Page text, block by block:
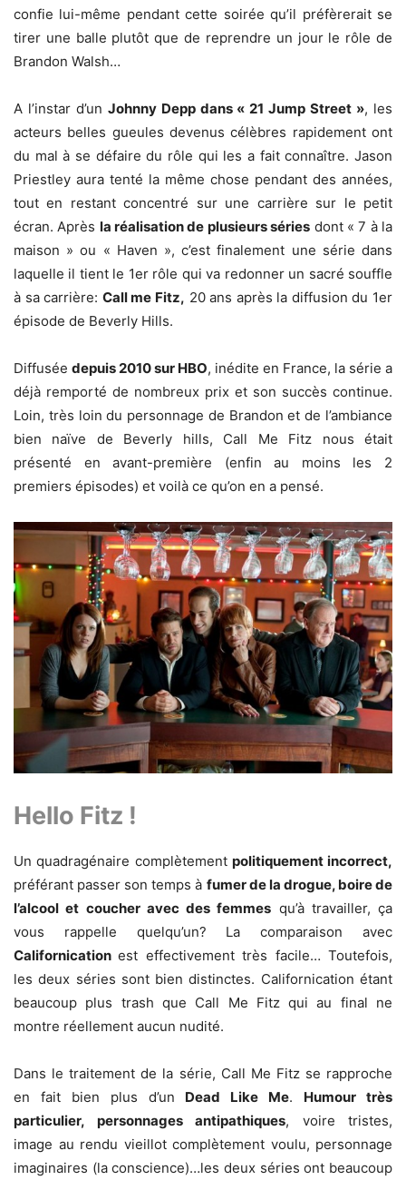
confie lui-même pendant cette soirée qu’il préfèrerait se
tirer une balle plutôt que de reprendre un jour le rôle de
Brandon Walsh…
A l’instar d’un Johnny Depp dans « 21 Jump Street », les
acteurs belles gueules devenus célèbres rapidement ont
du mal à se défaire du rôle qui les a fait connaître. Jason
Priestley aura tenté la même chose pendant des années,
tout en restant concentré sur une carrière sur le petit
écran. Après la réalisation de plusieurs séries dont « 7 à la
maison » ou « Haven », c’est finalement une série dans
laquelle il tient le 1er rôle qui va redonner un sacré souffle
à sa carrière: Call me Fitz, 20 ans après la diffusion du 1er
épisode de Beverly Hills.
Diffusée depuis 2010 sur HBO, inédite en France, la série a
déjà remporté de nombreux prix et son succès continue.
Loin, très loin du personnage de Brandon et de l’ambiance
bien naïve de Beverly hills, Call Me Fitz nous était
présenté en avant-première (enfin au moins les 2
premiers épisodes) et voilà ce qu’on en a pensé.
Hello Fitz !
Un quadragénaire complètement politiquement incorrect,
préférant passer son temps à fumer de la drogue, boire de
l’alcool et coucher avec des femmes qu’à travailler, ça
vous rappelle quelqu’un? La comparaison avec
Californicationest effectivement très facile… Toutefois,
les deux séries sont bien distinctes. Californication étant
beaucoup plus trash que Call Me Fitz qui au final ne
montre réellement aucun nudité.
Dans le traitement de la série, Call Me Fitz se rapproche
en fait bien plus d’un Dead Like Me. Humour très
particulier, personnages antipathiques, voire tristes,
image au rendu vieillot complètement voulu, personnage
imaginaires (la conscience)…les deux séries ont beaucoup